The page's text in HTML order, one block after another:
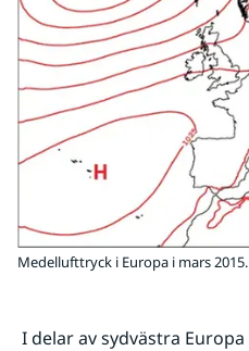
Medellufttryck i Europa i mars 2015.